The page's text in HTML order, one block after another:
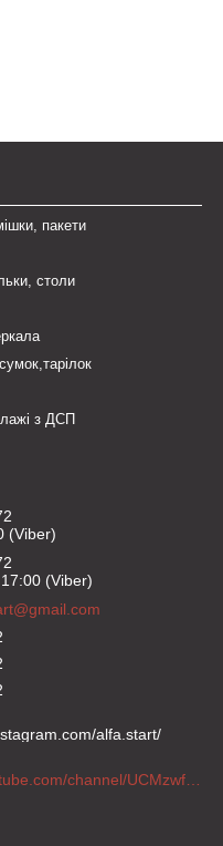
пакети
столи
з ДСП
(Viber)
17:00 (Viber)
alfa.start/
https://www.youtube.com/channel/UCMzwfuPdxogFIKF_nELVFNw